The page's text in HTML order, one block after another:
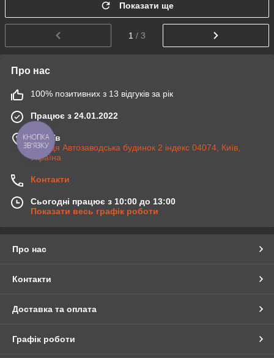
Показати ще
1 / 3
Про нас
100% позитивних з 13 відгуків за рік
Працює з 24.01.2022
м. Київ
Вулиця Автозаводська будинок 2 індекс 04074, Київ,
Україна
Контакти
Сьогодні працює з 10:00 до 13:00
Показати весь графік роботи
Про нас
Контакти
Доставка та оплата
Графік роботи
КНОПКА
ЗВ'ЯЗКУ